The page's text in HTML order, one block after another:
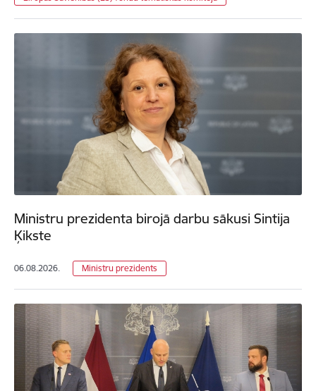
Ministru prezidenta birojā darbu sākusi Sintija
Ķikste
06.08.2026. Ministru prezidents